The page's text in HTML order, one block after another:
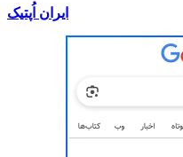
ایران اُپتیک